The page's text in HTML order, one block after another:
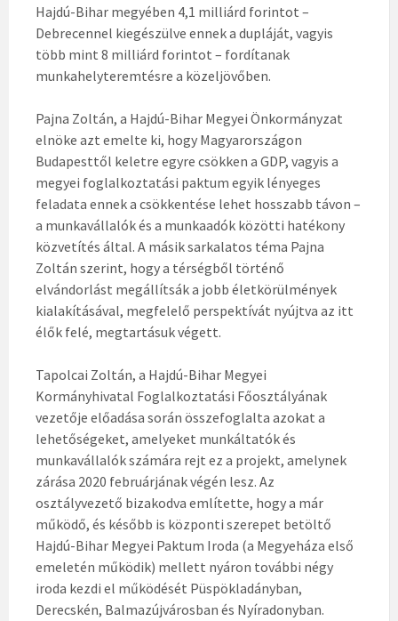
Hajdú-Bihar megyében 4,1 milliárd forintot –
Debrecennel kiegészülve ennek a dupláját, vagyis
több mint 8 milliárd forintot – fordítanak
munkahelyteremtésre a közeljövőben.
Pajna Zoltán, a Hajdú-Bihar Megyei Önkormányzat
elnöke azt emelte ki, hogy Magyarországon
Budapesttől keletre egyre csökken a GDP, vagyis a
megyei foglalkoztatási paktum egyik lényeges
feladata ennek a csökkentése lehet hosszabb távon –
a munkavállalók és a munkaadók közötti hatékony
közvetítés által. A másik sarkalatos téma Pajna
Zoltán szerint, hogy a térségből történő
elvándorlást megállítsák a jobb életkörülmények
kialakításával, megfelelő perspektívát nyújtva az itt
élők felé, megtartásuk végett.
Tapolcai Zoltán, a Hajdú-Bihar Megyei
Kormányhivatal Foglalkoztatási Főosztályának
vezetője előadása során összefoglalta azokat a
lehetőségeket, amelyeket munkáltatók és
munkavállalók számára rejt ez a projekt, amelynek
zárása 2020 februárjának végén lesz. Az
osztályvezető bizakodva említette, hogy a már
működő, és később is központi szerepet betöltő
Hajdú-Bihar Megyei Paktum Iroda (a Megyeháza első
emeletén működik) mellett nyáron további négy
iroda kezdi el működését Püspökladányban,
Derecskén, Balmazújvárosban és Nyíradonyban.